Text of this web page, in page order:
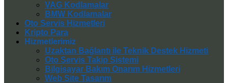
VAG Kodlamalar
BMW Kodlamalar
Oto Servis Hizmetleri
Kripto Para
Hizmetlerimiz
Uzaktan Bağlantı ile Teknik Destek Hizmeti
Oto Servis Takip Sistemi
Bilgisayar Bakım Onarım Hizmetleri
Web Site Tasarım